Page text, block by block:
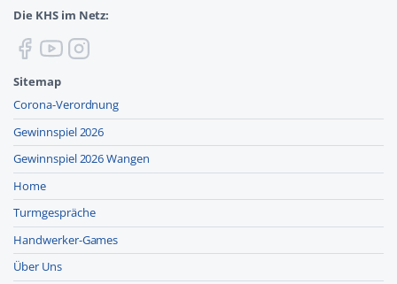
Die KHS im Netz:
Sitemap
Corona-Verordnung
Gewinnspiel 2026
Gewinnspiel 2026 Wangen
Home
Turmgespräche
Handwerker-Games
Über Uns